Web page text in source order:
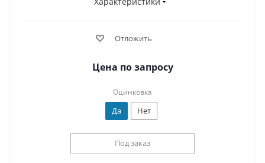
Отложить
Цена по запросу
Оцинковка
Да Нет
Под заказ